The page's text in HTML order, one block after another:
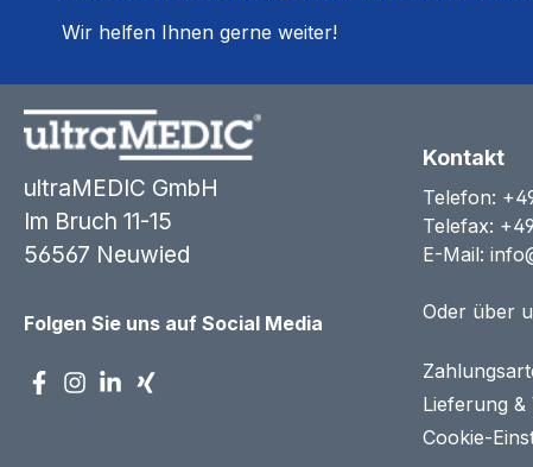
Wir helfen Ihnen gerne weiter!
ultraMEDIC GmbH
Im Bruch 11-15
56567 Neuwied
Folgen Sie uns auf Social Media
Kontakt
Telefon:
Telefax:
E-Mail:
Oder über
Lieferung &
Cookie-